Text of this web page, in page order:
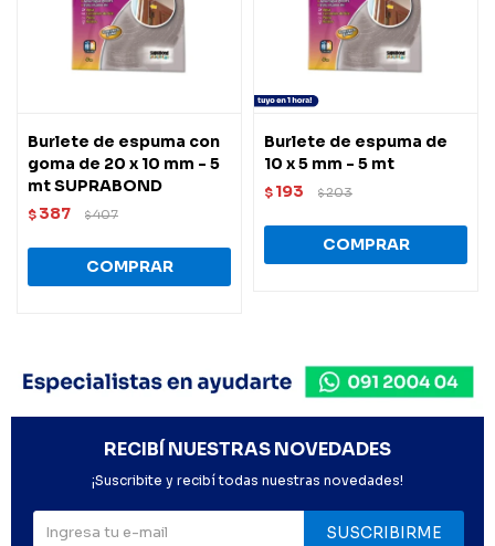
Burlete de espuma con
goma de 20 x 10 mm - 5
mt SUPRABOND
$ 387 $407
Burlete de espuma de
10 x 5 mm - 5 mt
$ 193 $203
RECIBÍ NUESTRAS NOVEDADES
¡Suscribite y recibí todas nuestras novedades!
SUSCRIBIRME